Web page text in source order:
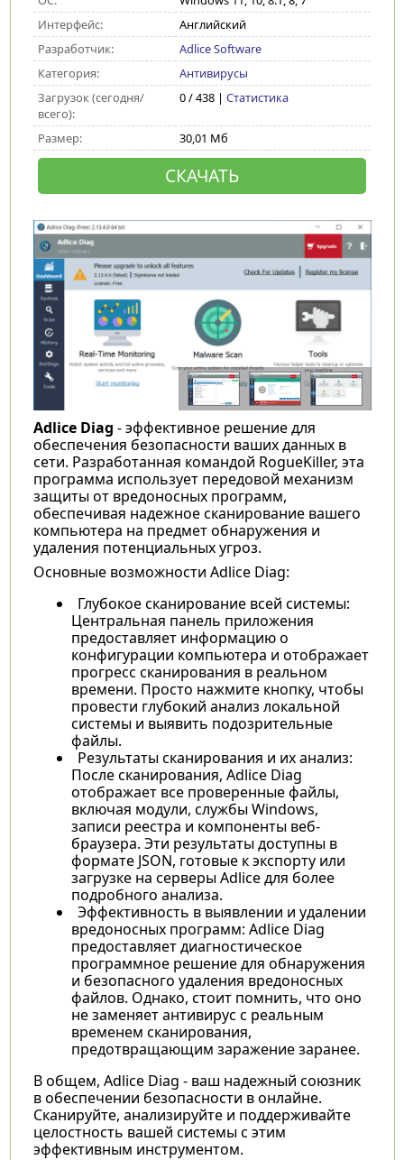
Интерфейс:
Английский
Разработчик:
Adlice Software
Категория:
Антивирусы
Загрузок (сегодня/
всего):
0 / 438 | Статистика
Размер: 30,01 Мб
СКАЧАТЬ
Adlice Diag - эффективное решение для
обеспечения безопасности ваших данных в
сети. Разработанная командой RogueKiller, эта
программа использует передовой механизм
защиты от вредоносных программ,
обеспечивая надежное сканирование вашего
компьютера на предмет обнаружения и
удаления потенциальных угроз.
Основные возможности Adlice Diag:
Глубокое сканирование всей системы:
Центральная панель приложения
предоставляет информацию о
конфигурации компьютера и отображает
прогресс сканирования в реальном
времени. Просто нажмите кнопку, чтобы
провести глубокий анализ локальной
системы и выявить подозрительные
файлы.
Результаты сканирования и их анализ:
После сканирования, Adlice Diag
отображает все проверенные файлы,
включая модули, службы Windows,
записи реестра и компоненты веб-
браузера. Эти результаты доступны в
формате JSON, готовые к экспорту или
загрузке на серверы Adlice для более
подробного анализа.
Эффективность в выявлении и удалении
вредоносных программ: Adlice Diag
предоставляет диагностическое
программное решение для обнаружения
и безопасного удаления вредоносных
файлов. Однако, стоит помнить, что оно
не заменяет антивирус с реальным
временем сканирования,
предотвращающим заражение заранее.
В общем, Adlice Diag - ваш надежный союзник
в обеспечении безопасности в онлайне.
Сканируйте, анализируйте и поддерживайте
целостность вашей системы с этим
эффективным инструментом.